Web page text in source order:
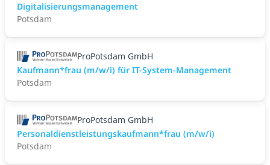
Digitalisierungsmanagement
Potsdam
ProPotsdam GmbH
Kaufmann*frau (m/w/i) für IT-System-Management
Potsdam
ProPotsdam GmbH
Personaldienstleistungskaufmann*frau (m/w/i)
Potsdam